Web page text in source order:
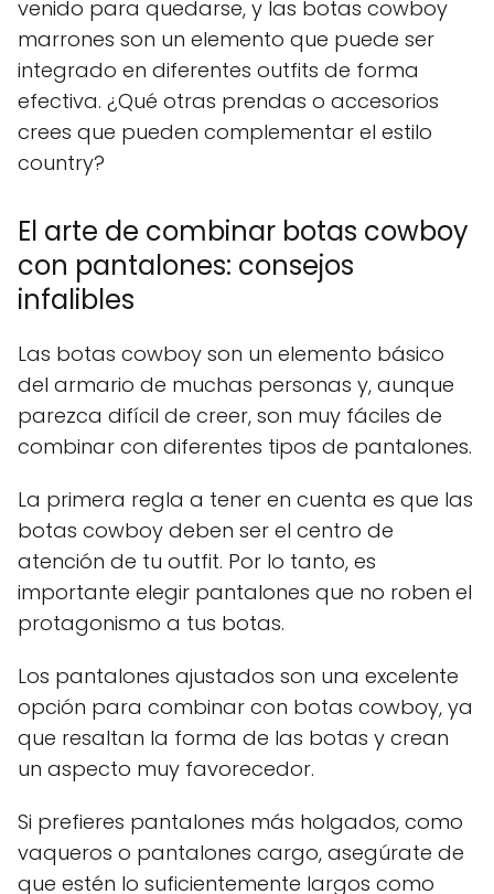
venido para quedarse, y las botas cowboy
marrones son un elemento que puede ser
integrado en diferentes outfits de forma
efectiva. ¿Qué otras prendas o accesorios
crees que pueden complementar el estilo
country?
El arte de combinar botas cowboy
con pantalones: consejos
infalibles
Las botas cowboy son un elemento básico
del armario de muchas personas y, aunque
parezca difícil de creer, son muy fáciles de
combinar con diferentes tipos de pantalones.
La primera regla a tener en cuenta es que las
botas cowboy deben ser el centro de
atención de tu outfit. Por lo tanto, es
importante elegir pantalones que no roben el
protagonismo a tus botas.
Los pantalones ajustados son una excelente
opción para combinar con botas cowboy, ya
que resaltan la forma de las botas y crean
un aspecto muy favorecedor.
Si prefieres pantalones más holgados, como
vaqueros o pantalones cargo, asegúrate de
que estén lo suficientemente largos como